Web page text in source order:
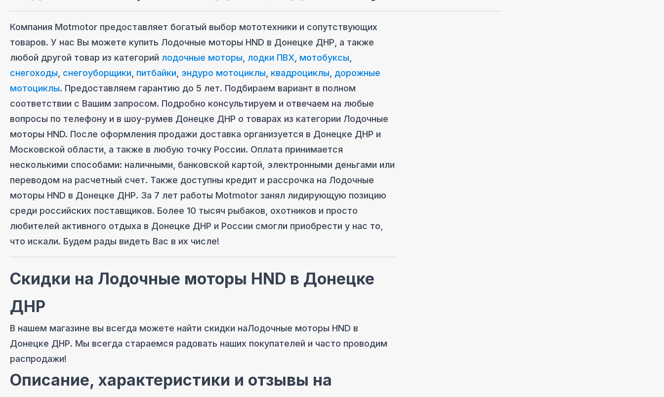
Компания Motmotor предоставляет богатый выбор мототехники и сопутствующих
товаров. У нас Вы можете купить Лодочные моторы HND в Донецке ДНР , а также
любой другой товар из категорий лодочные моторы лодки ПВХ мотобуксы
снегоходы снегоуборщики питбайки эндуро мотоциклы квадроциклы дорожные
мотоциклы. Предоставляем гарантию до 5 лет. Подбираем вариант в полном
соответствии с Вашим запросом. Подробно консультируем и отвечаем на любые
вопросы по телефону и в шоу-румев Донецке ДНР о товарах из категории Лодочные
моторы HND. После оформления продажи доставка организуется в Донецке ДНР и
Московcкой области, а также в любую точку России. Оплата принимается
несколькими способами: наличными, банковской картой, электронными деньгами или
переводом на расчетный счет. Также доступны кредит и рассрочка на Лодочные
моторы HND в Донецке ДНР. За 7 лет работы Motmotor занял лидирующую позицию
среди российских поставщиков. Более 10 тысяч рыбаков, охотников и просто
любителей активного отдыха в Донецке ДНР и России смогли приобрести у нас то,
что искали. Будем рады видеть Вас в их числе!
Скидки на Лодочные моторы HND в Донецке
ДНР
В нашем магазине вы всегда можете найти скидки наЛодочные моторы HND в
Донецке ДНР. Мы всегда стараемся радовать наших покупателей и часто проводим
распродажи!
Описание, характеристики и отзывы на